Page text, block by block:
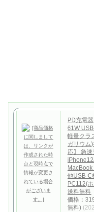
PD充電
61W
軽量クラ
ガリウム
応】 急
他USB-C
PC112(
送料無料
価格：
無料)